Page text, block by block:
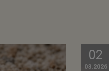
02
03.2026